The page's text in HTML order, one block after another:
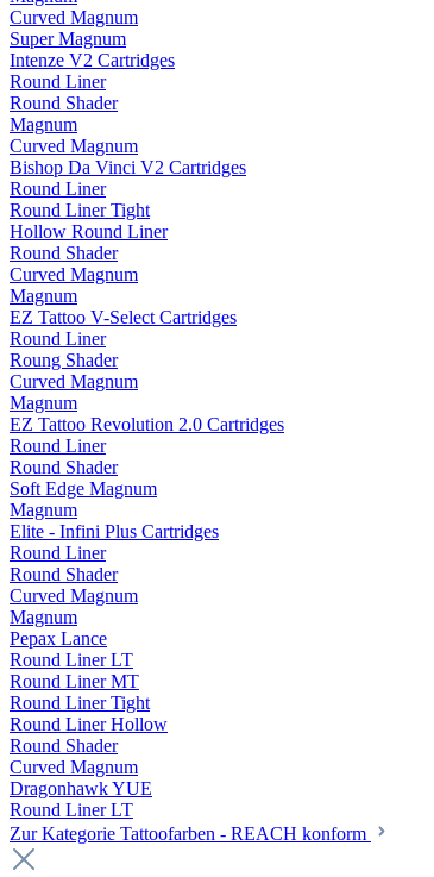
Curved Magnum
Super Magnum
Intenze V2 Cartridges
Round Liner
Round Shader
Magnum
Curved Magnum
Bishop Da Vinci V2 Cartridges
Round Liner
Round Liner Tight
Hollow Round Liner
Round Shader
Curved Magnum
Magnum
EZ Tattoo V-Select Cartridges
Round Liner
Roung Shader
Curved Magnum
Magnum
EZ Tattoo Revolution 2.0 Cartridges
Round Liner
Round Shader
Soft Edge Magnum
Magnum
Elite - Infini Plus Cartridges
Round Liner
Round Shader
Curved Magnum
Magnum
Pepax Lance
Round Liner LT
Round Liner MT
Round Liner Tight
Round Liner Hollow
Round Shader
Curved Magnum
Dragonhawk YUE
Round Liner LT
Zur Kategorie Tattoofarben - REACH konform